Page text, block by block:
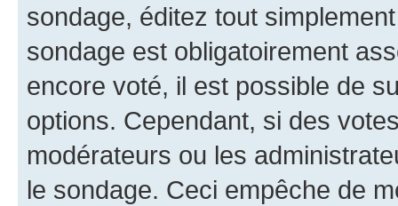
sondage, éditez tout
sondage est obligatoirement
encore voté, il est possible de
options. Cependant, si des
modérateurs ou les
le sondage. Ceci empêche de